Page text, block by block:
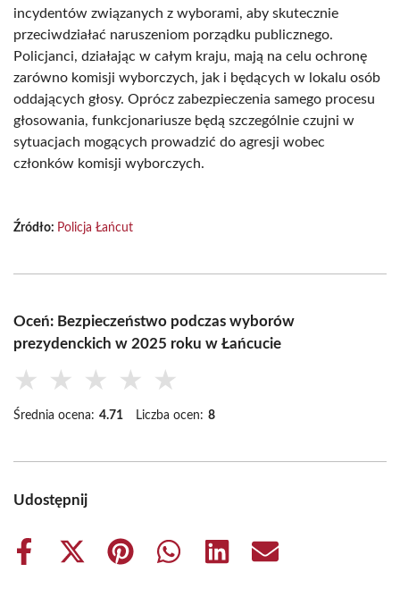
incydentów związanych z wyborami, aby skutecznie
przeciwdziałać naruszeniom porządku publicznego.
Policjanci, działając w całym kraju, mają na celu ochronę
zarówno komisji wyborczych, jak i będących w lokalu osób
oddających głosy. Oprócz zabezpieczenia samego procesu
głosowania, funkcjonariusze będą szczególnie czujni w
sytuacjach mogących prowadzić do agresji wobec
członków komisji wyborczych.
Źródło: Policja Łańcut
Oceń: Bezpieczeństwo podczas wyborów
prezydenckich w 2025 roku w Łańcucie
★ ★ ★ ★ ★
Średnia ocena: 4.71 Liczba ocen: 8
Udostępnij
Share
Share
Share
Share
Share
Share